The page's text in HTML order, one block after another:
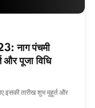
नाग पंचमी
और पूजा विधि
इसकी तारीख शुभ मुहूर्त और